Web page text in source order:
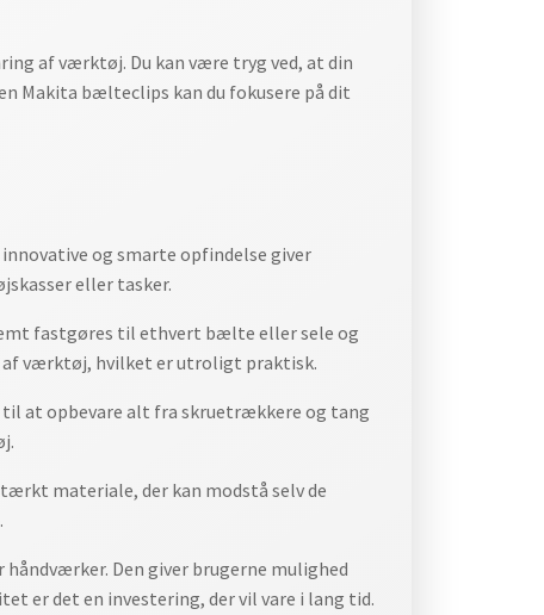
af værktøj. Du kan være tryg ved, at din
Makita bælteclips kan du fokusere på dit
og smarte opfindelse giver
eller tasker.
fastgøres til ethvert bælte eller sele og
af værktøj, hvilket er utroligt praktisk.
til at opbevare alt fra skruetrækkere og tang
materiale, der kan modstå selv de
Den giver brugerne mulighed
er det en investering, der vil vare i lang tid.